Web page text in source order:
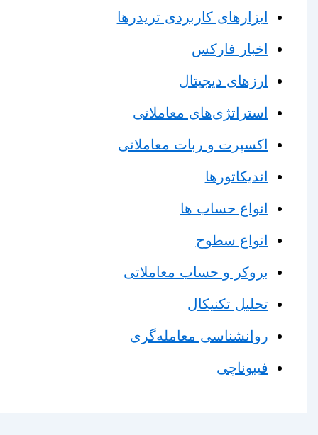
ابزارهای کاربردی تریدرها
اخبار فارکس
ارزهای دیجیتال
استراتژی‌های معاملاتی
اکسپرت و ربات معاملاتی
اندیکاتورها
انواع حساب ها
انواع سطوح
بروکر و حساب معاملاتی
تحلیل تکنیکال
روانشناسی معامله‌گری
فیبوناچی